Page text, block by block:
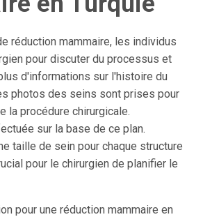
réduction mammaire, les individus
pour discuter du processus et
d'informations sur l'histoire du
photos des seins sont prises pour
la procédure chirurgicale.
sur la base de ce plan.
taille de sein pour chaque structure
pour le chirurgien de planifier le
pour une réduction mammaire en